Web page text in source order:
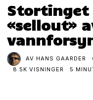
Stortinget
«sellout»
AV HANS GAARDER
8.5K VISNINGER
5